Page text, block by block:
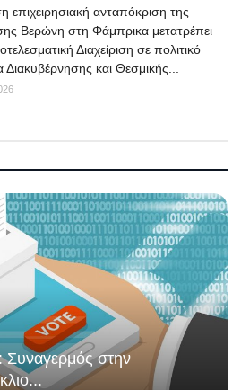
επιχειρησιακή ανταπόκριση της
Βερώνη στη Φάμπρικα μετατρέπει
Διαχείριση σε πολιτικό
Διακυβέρνησης και Θεσμικής...
στην